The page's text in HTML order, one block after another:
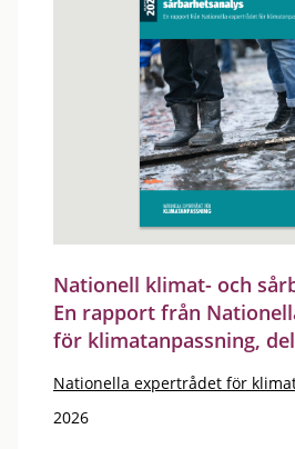
Nationell klimat- och
En rapport från
för klimatanpassning,
Nationella expertrådet för
2026